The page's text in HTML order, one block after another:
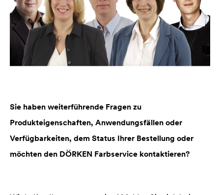
Sie haben weiterführende Fragen zu
Produkteigenschaften, Anwendungsfällen oder
Verfügbarkeiten, dem Status Ihrer Bestellung oder
möchten den DÖRKEN Farbservice kontaktieren?